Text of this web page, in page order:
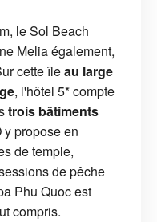
le Sol Beach
Melia également,
cette îleau large
, l'hôtel 5* compte
trois bâtiments
y propose en
de temple,
de pêche
Phu Quoc est
compris.